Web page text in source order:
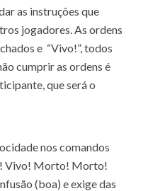
as instruções que
jogadores. As ordens
e “Vivo!”, todos
cumprir as ordens é
que será o
nos comandos
Vivo! Morto! Morto!
(boa) e exige das